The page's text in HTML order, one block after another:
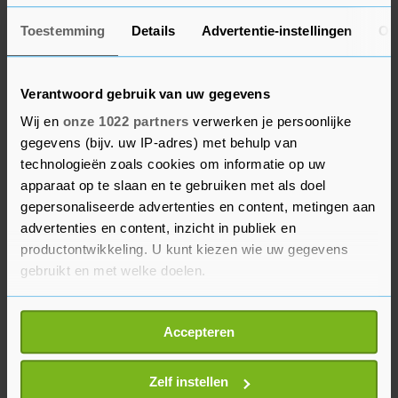
Toestemming Details Advertentie-instellingen
Verantwoord gebruik van uw gegevens
Wij en onze 1022 partners verwerken je persoonlijke
gegevens (bijv. uw IP-adres) met behulp van
technologieën zoals cookies om informatie op uw
apparaat op te slaan en te gebruiken met als doel
gepersonaliseerde advertenties en content, metingen aan
advertenties en content, inzicht in publiek en
productontwikkeling. U kunt kiezen wie uw gegevens
gebruikt en met welke doelen.
Als u het toestaat, willen we ook graag:
Informatie verzamelen over uw geografische
locatie, die tot een paar meter nauwkeurig kan zijn
Uw apparaat identificeren door het actief te
Accepteren
Zelf instellen
onderwijs." Naar de uitwerking van
coronavaccins op jongeren en kinderen lopen
nog diverse klinische onderzoeken. Als die klaar
zijn, moet het Europees Geneesmiddelenbureau
(EMA) een oordeel vellen over de werkzaamheid
en veiligheid.
In Nederland worden vooralsnog alleen
volwassenen boven de 18 jaar gevaccineerd tegen
Covid-19. Het vaccin van Pfizer/BioNTech is wel
effectief en veilig bevonden voor jongeren vanaf
16 jaar. Bij de drie andere vaccins die tot nog toe
zijn goedgekeurd (Moderna, AstraZeneca,
Janssen) was 18 jaar de leeftijdsgrens in de
klinische onderzoeken.